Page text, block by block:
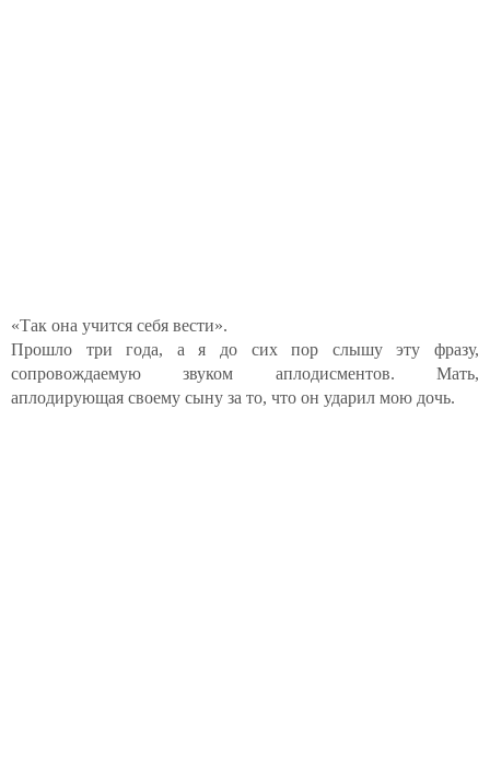
«Так она учится себя вести».
Прошло три года, а я до сих пор слышу эту фразу,
сопровождаемую звуком аплодисментов. Мать,
аплодирующая своему сыну за то, что он ударил мою дочь.